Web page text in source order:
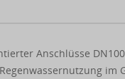
Anschlüsse
im